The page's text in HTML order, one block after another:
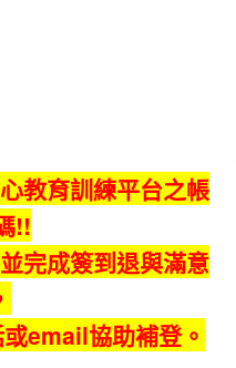
教育訓練平台之帳
!!
完成簽到退與滿意
email協助補登。